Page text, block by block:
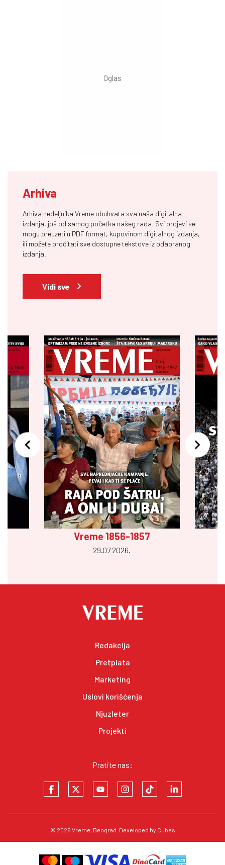
Arhiva
Arhiva nedeljnika Vreme obuhvata sva naša digitalna
izdanja, još od samog početka našeg rada. Svi brojevi se
mogu preuzeti u PDF format, kupovinom digitalnog izdanja,
ili možete pročitati sve dostupne tekstove iz odabranog
izdanja.
Vidi sve
Vreme 1856-1857
29.07 2026.
Redakcija
Pretplata
Marketing
Uslovi korišćenja
Njuzleter
Projekti
Pratite nas:
© 2026 Vreme, Beograd. Developed by Cubes